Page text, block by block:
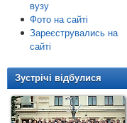
вузу
Фото на сайті
Зареєструвались на
сайті
Зустрічі відбулися